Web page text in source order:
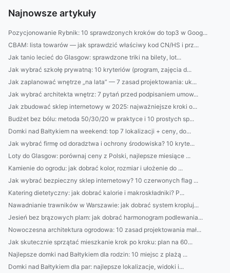
Najnowsze artykuły
Pozycjonowanie Rybnik: 10 sprawdzonych kroków do top3 w Goog...
CBAM: lista towarów — jak sprawdzić właściwy kod CN/HS i prz...
Jak tanio lecieć do Glasgow: sprawdzone triki na bilety, lot...
Jak wybrać szkołę prywatną: 10 kryteriów (program, zajęcia d...
Jak zaplanować wnętrze „na lata” — 7 zasad projektowania: uk...
Jak wybrać architekta wnętrz: 7 pytań przed podpisaniem umow...
Jak zbudować sklep internetowy w 2025: najważniejsze kroki o...
Budżet bez bólu: metoda 50/30/20 w praktyce i 10 prostych sp...
Domki nad Bałtykiem na weekend: top 7 lokalizacji + ceny, do...
Jak wybrać firmę od doradztwa i ochrony środowiska? 10 kryte...
Loty do Glasgow: porównaj ceny z Polski, najlepsze miesiące ...
Kamienie do ogrodu: jak dobrać kolor, rozmiar i ułożenie do ...
Jak wybrać bezpieczny sklep internetowy? 10 czerwonych flag ...
Katering dietetyczny: jak dobrać kalorie i makroskładniki? P...
Nawadnianie trawników w Warszawie: jak dobrać system kropluj...
Jesień bez brązowych plam: jak dobrać harmonogram podlewania...
Nowoczesna architektura ogrodowa: 10 zasad projektowania mał...
Jak skutecznie sprzątać mieszkanie krok po kroku: plan na 60...
Najlepsze domki nad Bałtykiem dla rodzin: 10 miejsc z plażą ...
Domki nad Bałtykiem dla par: najlepsze lokalizacje, widoki i...